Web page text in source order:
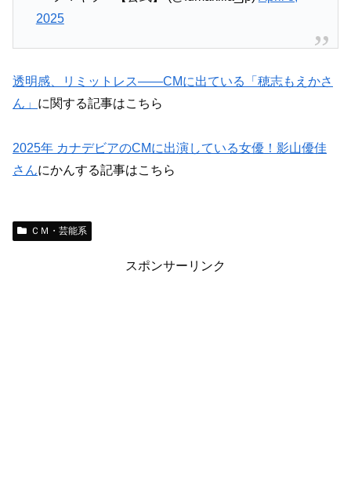
2025
透明感、リミットレス――CMに出ている「穂志もえかさ
ん」 に関する記事はこちら
2025年 カナデビアのCMに出演している女優！影山優佳
さんにかんする記事はこちら
ＣＭ・芸能系
スポンサーリンク